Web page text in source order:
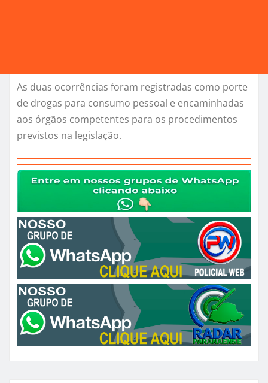
As duas ocorrências foram registradas como porte
de drogas para consumo pessoal e encaminhadas
aos órgãos competentes para os procedimentos
previstos na legislação.